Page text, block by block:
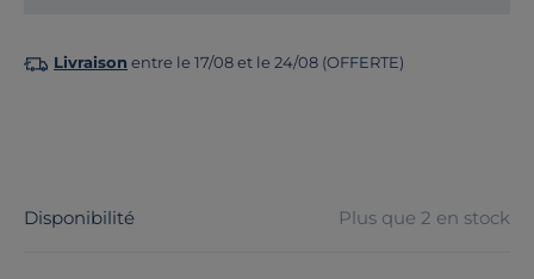
Livraison entre le 17/08 et le 24/08 (OFFERTE)
Disponibilité Plus que 2 en stock